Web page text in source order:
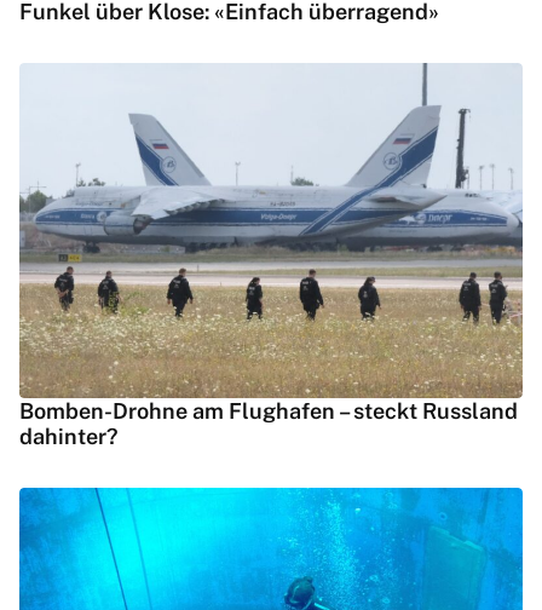
Funkel über Klose: «Einfach überragend»
Bomben-Drohne am Flughafen – steckt Russland
dahinter?